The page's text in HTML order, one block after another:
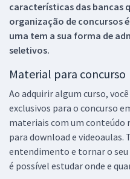
características das bancas
organização de concursos
uma tem a sua forma de
seletivos.
Material para concurso
Ao adquirir algum curso,
exclusivos para o concurso
materiais com um conteúdo
para download e videoaulas.
entendimento e tornar o
é possível estudar onde e